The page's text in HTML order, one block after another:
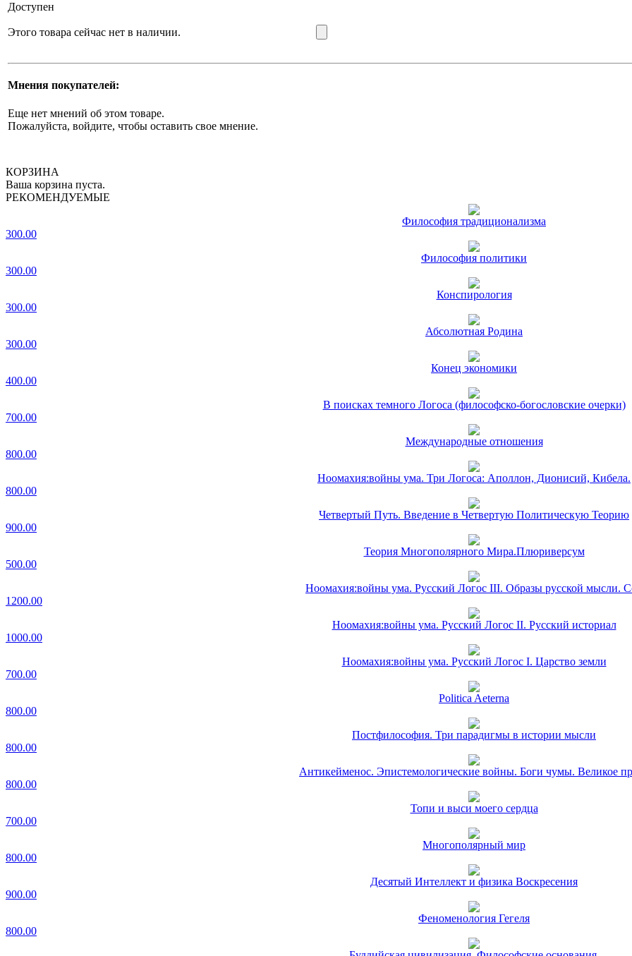
Доступен
Этого товара сейчас нет в наличии.
Мнения покупателей:
Еще нет мнений об этом товаре.
Пожалуйста, войдите, чтобы оставить свое мнение.
КОРЗИНА
Ваша корзина пуста.
РЕКОМЕНДУЕМЫЕ
Философия традиционализма
300.00
Философия политики
300.00
Конспирология
300.00
Абсолютная Родина
300.00
Конец экономики
400.00
В поисках темного Логоса (философско-богословские очерки)
700.00
Международные отношения
800.00
Ноомахия:войны ума. Три Логоса: Аполлон, Дионисий, Кибела.
800.00
Четвертый Путь. Введение в Четвертую Политическую Теорию
900.00
Теория Многополярного Мира.Плюриверсум
500.00
Ноомахия:войны ума. Русский Логос III. Образы русской мысли.
1200.00
Ноомахия:войны ума. Русский Логос II. Русский историал
1000.00
Ноомахия:войны ума. Русский Логос I. Царство земли
700.00
Politica Aeterna
800.00
Постфилософия. Три парадигмы в истории мысли
800.00
Антикейменос. Эпистемологические войны. Боги чумы. Великое
800.00
Топи и выси моего сердца
700.00
Многополярный мир
800.00
Десятый Интеллект и физика Воскресения
900.00
Феноменология Гегеля
800.00